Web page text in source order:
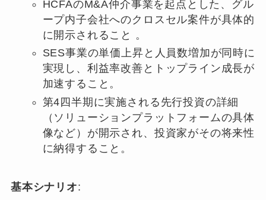
HCFAのM&A仲介事業を起点とした、グル
ープ内子会社へのクロスセル案件が具体的
に開示されること 。
SES事業の単価上昇と人員数増加が同時に
実現し、利益率改善とトップライン成長が
加速すること。
第4四半期に実施される先行投資の詳細
（ソリューションプラットフォームの具体
像など）が開示され、投資家がその将来性
に納得すること。
基本シナリオ: